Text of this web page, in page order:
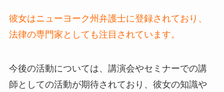
彼女はニューヨーク州弁護士に登録されており、
法律の専門家としても注目されています。
今後の活動については、講演会やセミナーでの講
師としての活動が期待されており、彼女の知識や